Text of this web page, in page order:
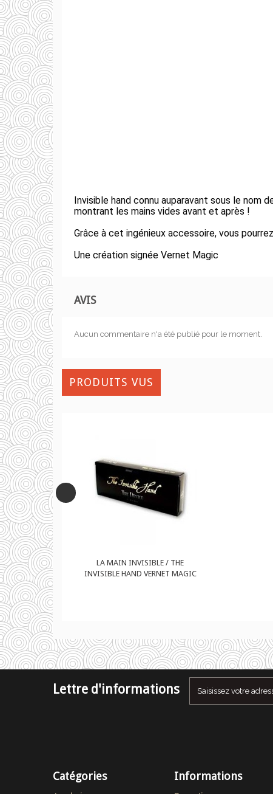
Invisible hand connu auparavant sous le
montrant les mains vides avant et après !
Grâce à cet ingénieux accessoire, vous
Une création signée Vernet Magic
AVIS
Aucun commentaire n'a été publié pour le moment.
PRODUITS VUS
/ THE
MAGIC
LA MAIN INVISIBLE / THE
INVISIBLE HAND VERNET MAGIC
Lettre d'informations
Catégories Informations